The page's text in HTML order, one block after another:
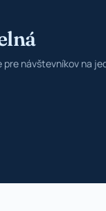
návštevníkov na